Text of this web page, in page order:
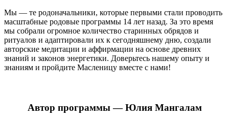
Мы — те родоначальники, которые первыми стали проводить
масштабные родовые программы 14 лет назад. За это время
мы собрали огромное количество старинных обрядов и
ритуалов и адаптировали их к сегодняшнему дню, создали
авторские медитации и аффирмации на основе древних
знаний и законов энергетики. Доверьтесь нашему опыту и
знаниям и пройдите Масленицу вместе с нами!
Автор программы — Юлия Мангалам